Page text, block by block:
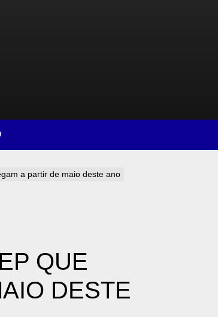
a partir de maio deste ano
QUE
DESTE